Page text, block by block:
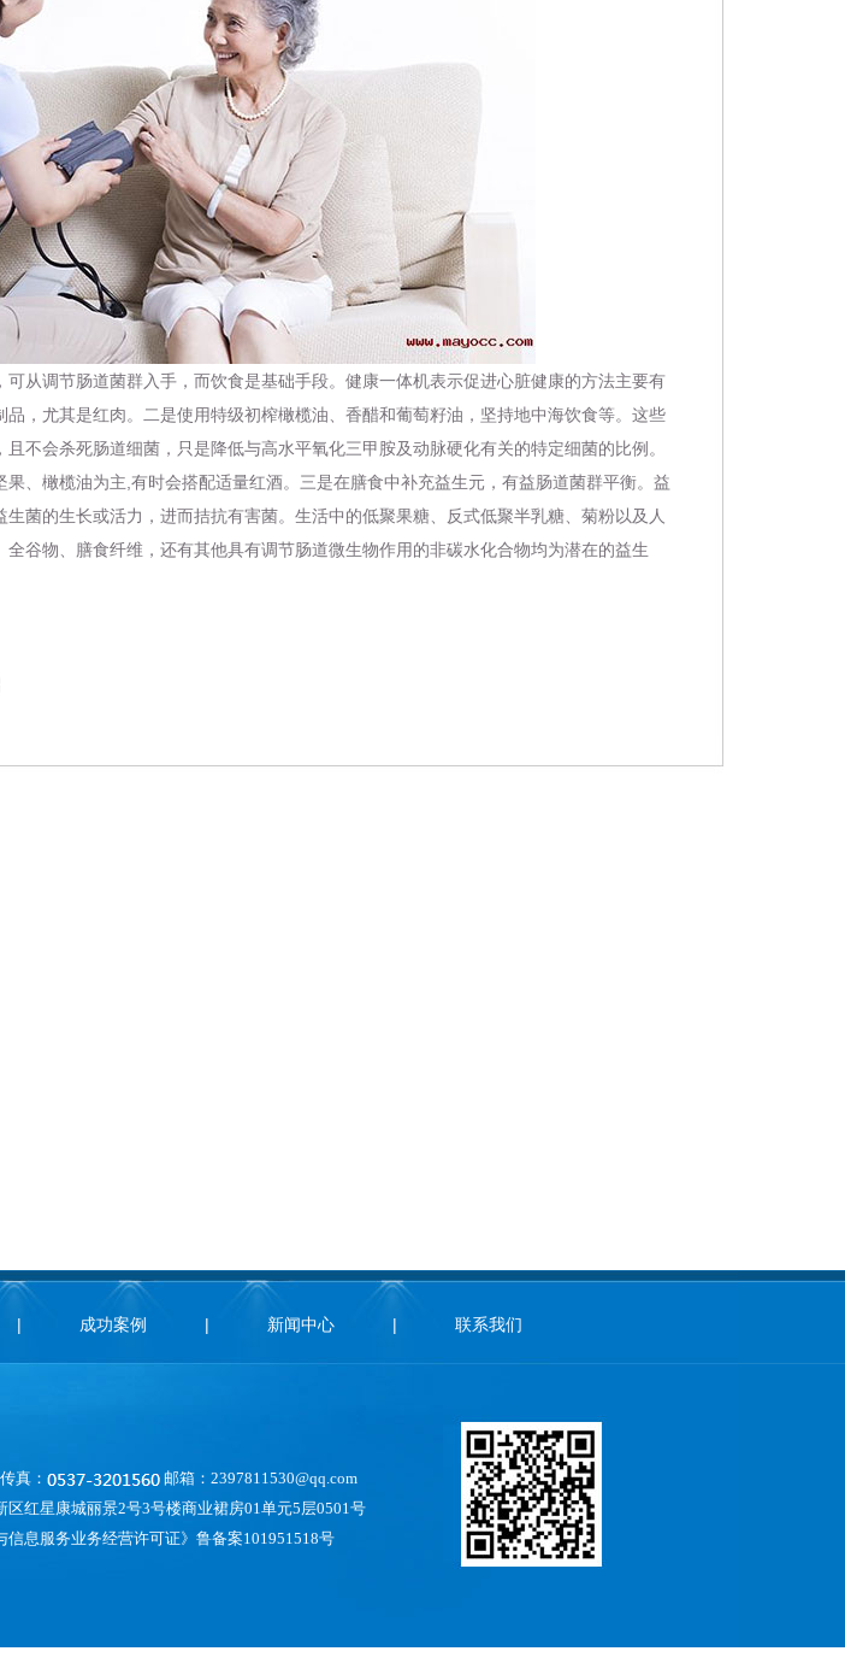
从调节肠道菌群入手，而饮食是基础手段。 健康一体机表示促进心脏健康的方法主要有
，尤其是红肉。二是使用特级初榨橄榄油、香醋和葡萄籽油，坚持地中海饮食等。这些
不会杀死肠道细菌，只是降低与高水平氧化三甲胺及动脉硬化有关的特定细菌的比例。
、橄榄油为主,有时会搭配适量红酒。三是在膳食中补充益生元，有益肠道菌群平衡。益
菌的生长或活力，进而拮抗有害菌。生活中的低聚果糖、反式低聚半乳糖、菊粉以及人
谷物、膳食纤维，还有其他具有调节肠道微生物作用的非碳水化合物均为潜在的益生
| 成功案例 | 新闻中心 | 联系我们
真：
邮箱：2397811530@qq.com
区红星康城丽景2号3号楼商业裙房01单元5层0501号
信息服务业务经营许可证》鲁备案101951518号